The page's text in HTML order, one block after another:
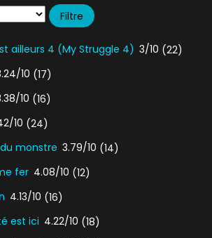
ailleurs 4 (My Struggle 4) 3/10 (22)
10 (17)
10 (16)
10 (24)
du monstre 3.79/10 (14)
fer 4.08/10 (12)
4.13/10 (16)
est ici 4.22/10 (18)